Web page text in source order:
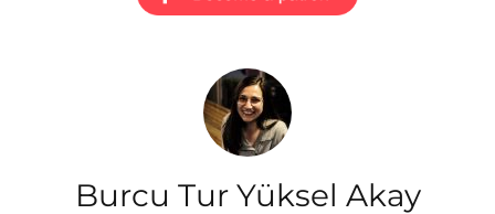
Burcu Tur Yüksel Akay